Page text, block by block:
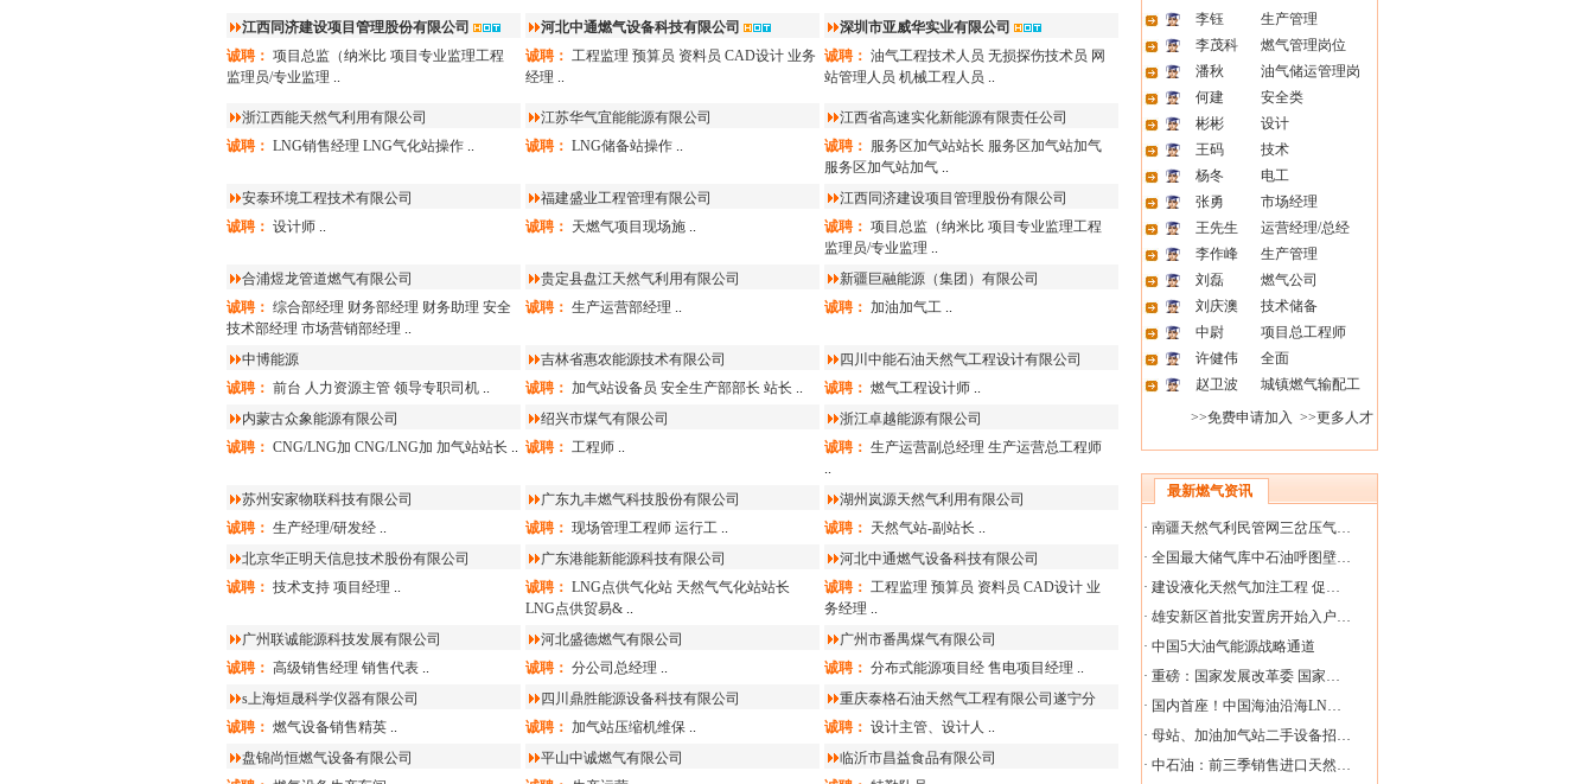
诚聘：LNG点供技术和建站经
理...
广东港能新能源科技有限公
诚聘：LNG点供业务开发经
理...
河北盛德燃气有限公司
李钰
生产管理
李茂科
燃气管理岗位
潘秋
油气储运管理岗
何建
安全类
彬彬
设计
王码
技术
杨冬
电工
张勇
市场经理
王先生
运营经理/总经
李作峰
生产管理
刘磊
燃气公司
刘庆澳
技术储备
中尉
项目总工程师
许健伟
全面
赵卫波
城镇燃气输配工
>>免费申请加入 >>更多人才
最新燃气资讯
· 南疆天然气利民管网三岔压气…
· 全国最大储气库中石油呼图壁…
· 建设液化天然气加注工程 促…
· 雄安新区首批安置房开始入户…
· 中国5大油气能源战略通道
· 重磅：国家发展改革委 国家…
· 国内首座！中国海油沿海LN…
· 母站、加油加气站二手设备招…
· 中石油：前三季销售进口天然…
江西同济建设项目管理股份有限公司
诚聘： 项目总监（纳米比 项目专业监理工程
监理员/专业监理 ..
河北中通燃气设备科技有限公司
诚聘： 工程监理 预算员 资料员 CAD设计 业务
经理 ..
深圳市亚威华实业有限公司
诚聘： 油气工程技术人员 无损探伤技术员 网
站管理人员 机械工程人员 ..
浙江西能天然气利用有限公司
诚聘： LNG销售经理 LNG气化站操作 ..
江苏华气宜能能源有限公司
诚聘： LNG储备站操作 ..
江西省高速实化新能源有限责任公司
诚聘： 服务区加气站站长 服务区加气站加气
服务区加气站加气 ..
安泰环境工程技术有限公司
诚聘： 设计师 ..
福建盛业工程管理有限公司
诚聘： 天燃气项目现场施 ..
江西同济建设项目管理股份有限公司
诚聘： 项目总监（纳米比 项目专业监理工程
监理员/专业监理 ..
合浦煜龙管道燃气有限公司
诚聘： 综合部经理 财务部经理 财务助理 安全
技术部经理 市场营销部经理 ..
贵定县盘江天然气利用有限公司
诚聘： 生产运营部经理 ..
新疆巨融能源（集团）有限公司
诚聘： 加油加气工 ..
中博能源
诚聘： 前台 人力资源主管 领导专职司机 ..
吉林省惠农能源技术有限公司
诚聘： 加气站设备员 安全生产部部长 站长 ..
四川中能石油天然气工程设计有限公司
诚聘： 燃气工程设计师 ..
内蒙古众象能源有限公司
诚聘： CNG/LNG加 CNG/LNG加 加气站站长 ..
绍兴市煤气有限公司
诚聘： 工程师 ..
浙江卓越能源有限公司
诚聘： 生产运营副总经理 生产运营总工程师
..
苏州安家物联科技有限公司
诚聘： 生产经理/研发经 ..
广东九丰燃气科技股份有限公司
诚聘： 现场管理工程师 运行工 ..
湖州岚源天然气利用有限公司
诚聘： 天然气站-副站长 ..
北京华正明天信息技术股份有限公司
诚聘： 技术支持 项目经理 ..
广东港能新能源科技有限公司
诚聘： LNG点供气化站 天然气气化站站长
LNG点供贸易& ..
河北中通燃气设备科技有限公司
诚聘： 工程监理 预算员 资料员 CAD设计 业
务经理 ..
广州联诚能源科技发展有限公司
诚聘： 高级销售经理 销售代表 ..
河北盛德燃气有限公司
诚聘： 分公司总经理 ..
广州市番禺煤气有限公司
诚聘： 分布式能源项目经 售电项目经理 ..
s上海烜晟科学仪器有限公司
诚聘： 燃气设备销售精英 ..
四川鼎胜能源设备科技有限公司
诚聘： 加气站压缩机维保 ..
重庆泰格石油天然气工程有限公司遂宁分
诚聘： 设计主管、设计人 ..
盘锦尚恒燃气设备有限公司
平山中诚燃气有限公司
临沂市昌益食品有限公司